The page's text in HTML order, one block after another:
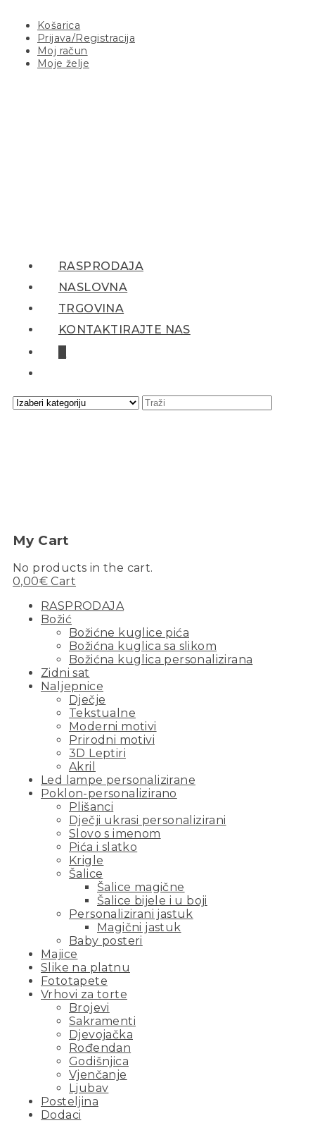
Košarica
Prijava/Registracija
Moj račun
Moje želje
RASPRODAJA
NASLOVNA
TRGOVINA
KONTAKTIRAJTE NAS
My Cart
No products in the cart.
0,00€ Cart
RASPRODAJA
Božić
Božićne kuglice pića
Božićna kuglica sa slikom
Božićna kuglica personalizirana
Zidni sat
Naljepnice
Dječje
Tekstualne
Moderni motivi
Prirodni motivi
3D Leptiri
Akril
Led lampe personalizirane
Poklon-personalizirano
Plišanci
Dječji ukrasi personalizirani
Slovo s imenom
Pića i slatko
Krigle
Šalice
Šalice magične
Šalice bijele i u boji
Personalizirani jastuk
Magični jastuk
Baby posteri
Majice
Slike na platnu
Fototapete
Vrhovi za torte
Brojevi
Sakramenti
Djevojačka
Rođendan
Godišnjica
Vjenčanje
Ljubav
Posteljina
Dodaci